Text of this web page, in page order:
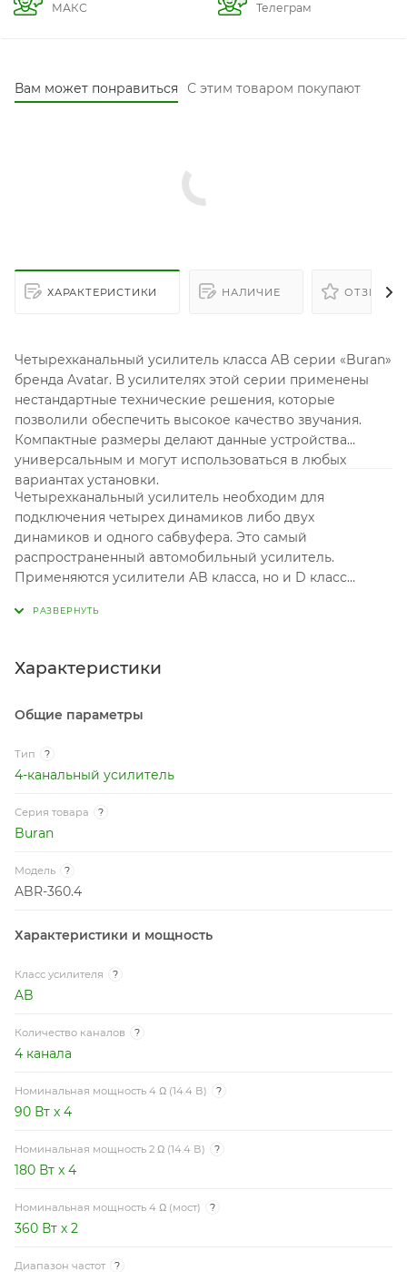
МАКС
Телеграм
Вам может понравиться С этим товаром покупают
ХАРАКТЕРИСТИКИ НАЛИЧИЕ ОТЗЫВЫ
Четырехканальный усилитель класса AB серии «Buran»
бренда Avatar. В усилителях этой серии применены
нестандартные технические решения, которые
позволили обеспечить высокое качество звучания.
Компактные размеры делают данные устройства
универсальным и могут использоваться в любых
вариантах установки.
Четырехканальный усилитель необходим для
подключения четырех динамиков либо двух
динамиков и одного сабвуфера. Это самый
распространенный автомобильный усилитель.
Применяются усилители AB класса, но и D класс
экстремальных громких проектов. Важной
усилителем, на прямую зависит от коэффициента
Характеристики
Общие параметры
Тип ?
4-канальный усилитель
Серия товара ?
Buran
Модель ?
ABR-360.4
Характеристики и мощность
Класс усилителя ?
AB
Количество каналов ?
4 канала
Номинальная мощность 4 Ω (14.4 В) ?
90 Вт x 4
Номинальная мощность 2 Ω (14.4 В) ?
180 Вт x 4
Номинальная мощность 4 Ω (мост) ?
360 Вт x 2
Диапазон частот ?